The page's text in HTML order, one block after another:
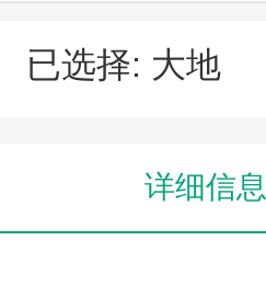
已选择: 大地
详细信息